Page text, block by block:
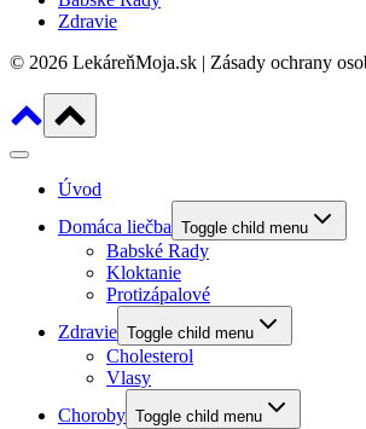
Zdravie
© 2026 LekáreňMoja.sk | Zásady ochrany
Úvod
Domáca liečba Toggle child menu
Babské Rady
Kloktanie
Protizápalové
Zdravie Toggle child menu
Cholesterol
Vlasy
Choroby Toggle child menu